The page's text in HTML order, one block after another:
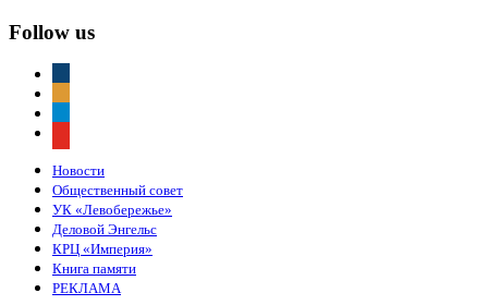
Follow us
Новости
Общественный совет
УК «Левобережье»
Деловой Энгельс
КРЦ «Империя»
Книга памяти
РЕКЛАМА